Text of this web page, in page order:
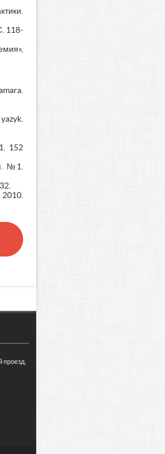
118-
152
№1.
проезд,